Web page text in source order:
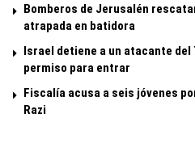
Bomberos de Jerusalén
atrapada en batidora
Israel detiene a un atacante
permiso para entrar
Fiscalía acusa a seis jóvenes
Razi